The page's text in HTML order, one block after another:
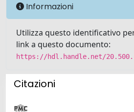
Informazioni
Utilizza questo identificativo
link a questo documento:
https://hdl.handle.net/
Citazioni